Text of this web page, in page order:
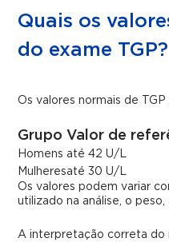
Quais os
do exame TGP?
Os valores normais de TGP
Grupo Valor de
Homens até 42 U/L
Mulheresaté 30 U/L
Os valores podem variar
utilizado na análise, o
A interpretação correta do